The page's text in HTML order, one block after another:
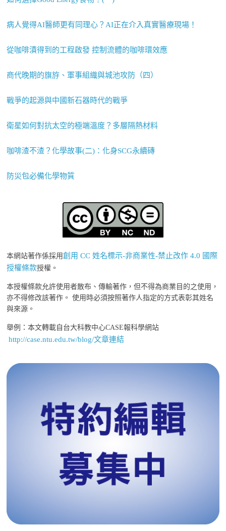
病人覺得AI醫師更有同理心？AI正在介入真實醫療現場！
從咖啡漬得到的工程啟發 控制流體的咖啡環效應
商代晚期的旗斿、軍事組織與城池攻防（四）
戰爭的起源與中國新石器時代的戰爭
衛星如何對抗太空的極端溫度？多層隔熱材料
咖啡渣不渣？化學故事(二)：化身SCG永續磚
防災包必備化學物質
本網站著作係採用創用 CC 姓名標示-非商業性-禁止改作 4.0 國際
授權條款授權。
本授權條款允許使用者散布、傳輸著作，但不得為商業目的之使用，
亦不得修改該著作。 使用時必須按照著作人指定的方式表彰其姓名
與來源。
舉例：本文轉載自台大科教中心CASE報科學網站
http://case.ntu.edu.tw/blog/文章連結